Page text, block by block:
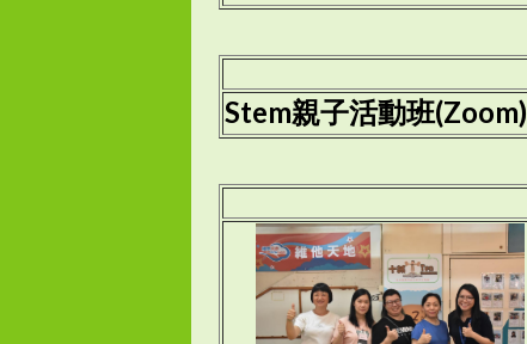
Stem親子活動班(Zoom)